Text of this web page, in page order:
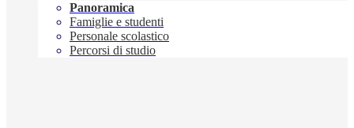
Panoramica
Famiglie e studenti
Personale scolastico
Percorsi di studio